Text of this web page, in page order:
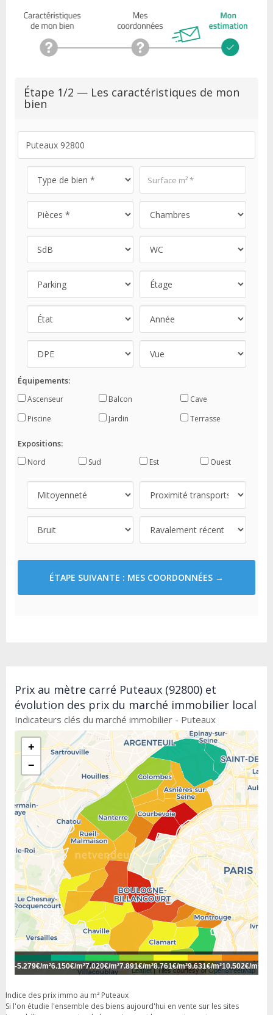
Étape 1/2 — Les caractéristiques de mon
bien
Équipements:
Ascenseur Balcon
Cave
Piscine
Jardin Terrasse
Expositions:
Nord Sud Est Ouest
ÉTAPE SUIVANTE : MES COORDONNÉES →
Prix au mètre carré Puteaux (92800) et
évolution des prix du marché immobilier local
Indicateurs clés du marché immobilier - Puteaux
+
−
Leaflet| Tiles courtesy ofOpenStreetMap
-5.279€/m²6.150€/m²7.020€/m²7.891€/m²8.761€/m²9.631€/m²10.502€/m²
Indice des prix immo au m² Puteaux
Si l'on étudie l'ensemble des biens aujourd'hui en vente sur les sites